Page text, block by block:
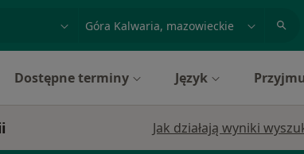
lub nazwiskomiasto lub dzielnica
Dostępne terminy Język
Jak działają wyniki